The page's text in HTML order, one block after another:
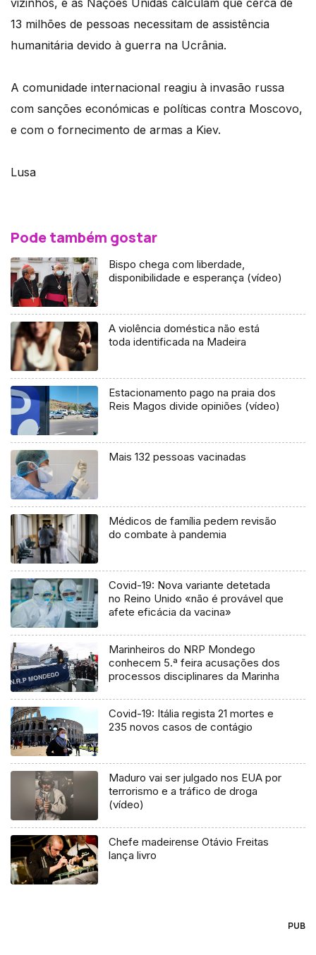
vizinhos, e as Nações Unidas calculam que cerca de
13 milhões de pessoas necessitam de assistência
humanitária devido à guerra na Ucrânia.
A comunidade internacional reagiu à invasão russa
com sanções económicas e políticas contra Moscovo,
e com o fornecimento de armas a Kiev.
Lusa
Pode também gostar
Bispo chega com liberdade,
disponibilidade e esperança (vídeo)
A violência doméstica não está
toda identificada na Madeira
Estacionamento pago na praia dos
Reis Magos divide opiniões (vídeo)
Mais 132 pessoas vacinadas
Médicos de família pedem revisão
do combate à pandemia
Covid-19: Nova variante detetada
no Reino Unido «não é provável que
afete eficácia da vacina»
Marinheiros do NRP Mondego
conhecem 5.ª feira acusações dos
processos disciplinares da Marinha
Covid-19: Itália regista 21 mortes e
235 novos casos de contágio
Maduro vai ser julgado nos EUA por
terrorismo e a tráfico de droga
(vídeo)
Chefe madeirense Otávio Freitas
lança livro
PUB